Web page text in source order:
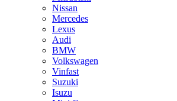
Nissan
Mercedes
Lexus
Audi
BMW
Volkswagen
Vinfast
Suzuki
Isuzu